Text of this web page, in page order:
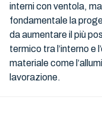
interni con ventola,
fondamentale la
da aumentare il più
termico tra l’interno e
materiale come
lavorazione.